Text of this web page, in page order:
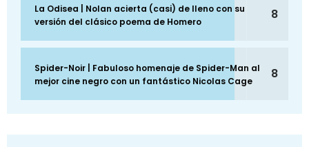
La Odisea | Nolan acierta (casi) de lleno con su
versión del clásico poema de Homero
8
Spider-Noir | Fabuloso homenaje de Spider-Man al
mejor cine negro con un fantástico Nicolas Cage
8